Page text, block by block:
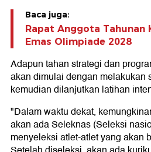
Baca juga:
Rapat Anggota Tahunan
Emas Olimpiade 2028
Adapun tahan strategi dan
akan dimulai dengan melakukan
kemudian dilanjutkan latihan
"Dalam waktu dekat,
akan ada Seleknas (Seleksi
menyeleksi atlet-atlet yang akan